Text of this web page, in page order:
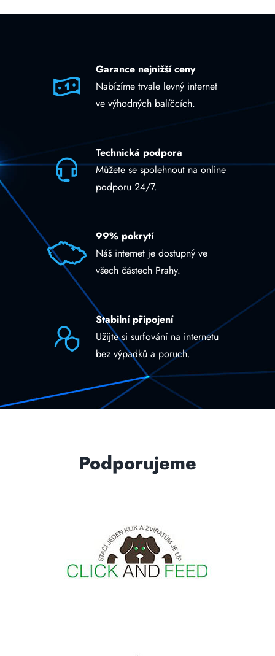
Garance nejnižší ceny
Nabízíme trvale levný internet
ve výhodných balíčcích.
Technická podpora
Můžete se spolehnout na online
podporu 24/7.
99% pokrytí
Náš internet je dostupný ve
všech částech Prahy.
Stabilní připojení
Užijte si surfování na internetu
bez výpadků a poruch.
Podporujeme